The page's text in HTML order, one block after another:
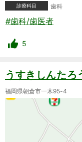
診療科目 歯科
#歯科/歯医者
5
うすきしんたろ
福岡県朝倉市一木95-4